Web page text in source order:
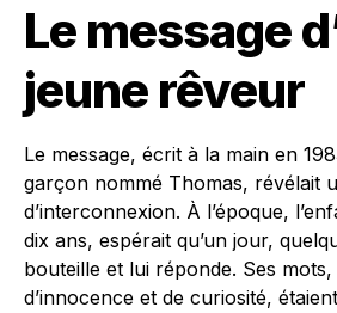
Le message
jeune rêveur
Le message, écrit à la main en
garçon nommé Thomas, révélait
d’interconnexion. À l’époque,
dix ans, espérait qu’un jour,
bouteille et lui réponde. Ses
d’innocence et de curiosité,